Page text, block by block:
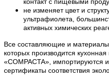
не изменяет цвет и
ультрафиолета,
активных химических
Все составляющие и
которых производится
«COMPACTA», импортируются
сертификаты соответствия